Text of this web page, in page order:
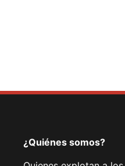
¿Quiénes somos?